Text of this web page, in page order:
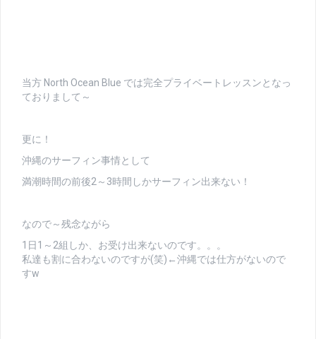
当方 North Ocean Blue では完全プライベートレッスンとなっ
ておりまして～
更に！
沖縄のサーフィン事情として
満潮時間の前後2～3時間しかサーフィン出来ない！
なので～残念ながら
1日1～2組しか、お受け出来ないのです。。。
私達も割に合わないのですが(笑)←沖縄では仕方がないので
すw